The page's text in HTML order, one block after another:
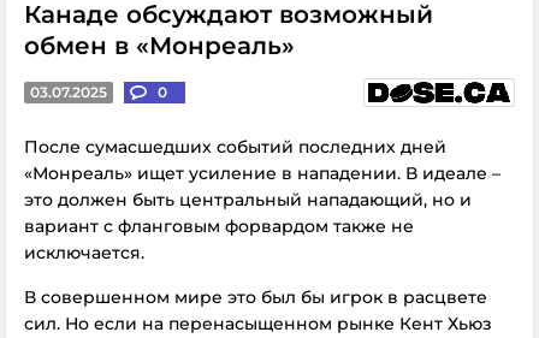
Канаде обсуждают возможный
обмен в «Монреаль»
03.07.2025 0
После сумасшедших событий последних дней
«Монреаль» ищет усиление в нападении. В идеале –
это должен быть центральный нападающий, но и
вариант с фланговым форвардом также не
исключается.
В совершенном мире это был бы игрок в расцвете
сил. Но если на перенасыщенном рынке Кент Хьюз